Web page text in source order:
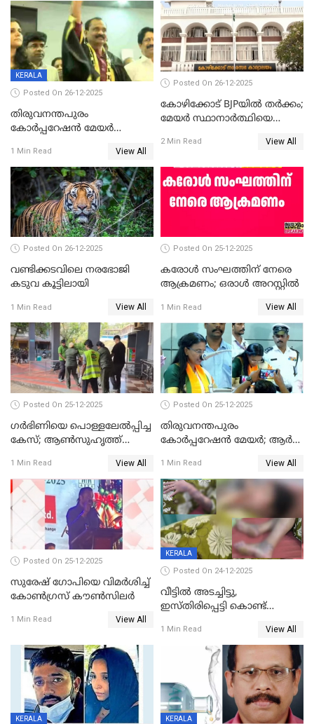
ഡെപ്യൂട്ടി മേയർ സ്ഥാനത്ത്
താഹിറിന് വിജയം
തന്നെ വിശദീകരിയ്ക്കുന്നു;
സത്യമിതാണ്
KERALA
Posted On 26-12-2025
തിരുവനന്തപുരം
കോര്‍പ്പറേഷന്‍ മേയര്‍
ഹൈക്കോടതിയിലേക്ക്;
സത്യപ്രതിജ്ഞ ചടങ്ങില്‍
ചട്ടലംഘനമെന്ന് പാർട്ടി
1 Min Read View All
Posted On 26-12-2025
കോഴിക്കോട് BJPയിൽ തർക്കം;
മേയർ സ്ഥാനാർത്ഥിയെ
2 Min Read View All
Posted On 26-12-2025
വണ്ടിക്കടവിലെ നരഭോജി
കടുവ കൂട്ടിലായി
1 Min Read View All
Posted On 25-12-2025
കരോള്‍ സംഘത്തിന് നേരെ
ആക്രമണം; ഒരാള്‍ അറസ്റ്റില്‍
1 Min Read View All
Posted On 25-12-2025
ഗര്‍ഭിണിയെ പൊള്ളലേല്‍പ്പിച്ച
കേസ്; ആണ്‍സുഹൃത്ത്
1 Min Read View All
Posted On 25-12-2025
തിരുവനന്തപുരം
കോര്‍പ്പറേഷന്‍ മേയർ; ആര്‍
1 Min Read View All
Posted On 25-12-2025
സുരേഷ് ഗോപിയെ വിമര്‍ശിച്ച്
കോണ്‍ഗ്രസ് കൗണ്‍സിലര്‍
1 Min Read View All
KERALA
Posted On 24-12-2025
വീട്ടിൽ അടച്ചിട്ടു,
ഇസ്തിരിപ്പെട്ടി കൊണ്ട്
ഗർഭിണിയായ യുവതിക്ക് ക്രൂര
1 Min Read View All
KERALA KERALA